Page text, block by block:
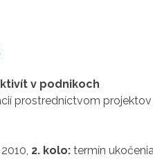
v podnikoch
prostredníctvom
2. kolo: termín